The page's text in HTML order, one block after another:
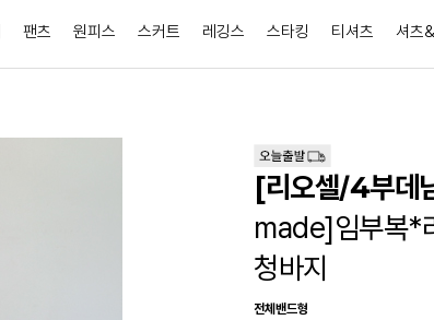
팬츠 원피스 스커트 레깅스 스타킹 티셔츠 셔츠
[리오셀/4부데
made]임부복*
청바지
전체밴드형